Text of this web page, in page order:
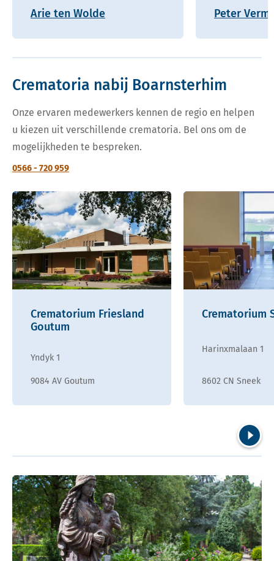
Arie ten Wolde Peter
Crematoria nabij Boarnsterhim
Onze ervaren medewerkers kennen de regio en helpen
u kiezen uit verschillende crematoria. Bel ons om de
mogelijkheden te bespreken.
0566 - 720 959
Crematorium Friesland
Goutum
Yndyk 1
9084 AV Goutum
Crematorium
Harinxmalaan 1
8602 CN Sneek